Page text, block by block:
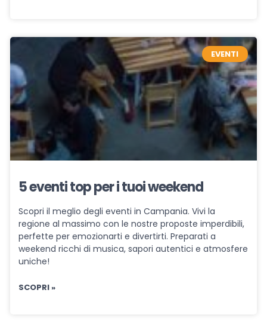
EVENTI
5 eventi top per i tuoi weekend
Scopri il meglio degli eventi in Campania. Vivi la
regione al massimo con le nostre proposte imperdibili,
perfette per emozionarti e divertirti. Preparati a
weekend ricchi di musica, sapori autentici e atmosfere
uniche!
SCOPRI »